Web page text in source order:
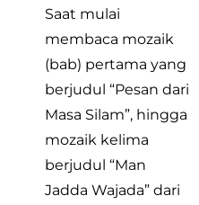
Saat mulai
membaca mozaik
(bab) pertama yang
berjudul “Pesan dari
Masa Silam”, hingga
mozaik kelima
berjudul “Man
Jadda Wajada” dari